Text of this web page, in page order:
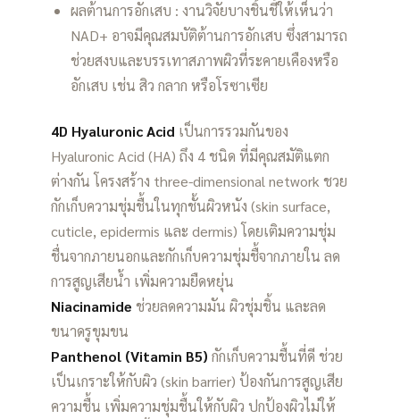
ผลต้านการอักเสบ : งานวิจัยบางชิ้นชี้ให้เห็นว่า
NAD+ อาจมีคุณสมบัติต้านการอักเสบ ซึ่งสามารถ
ช่วยสงบและบรรเทาสภาพผิวที่ระคายเคืองหรือ
อักเสบ เช่น สิว กลาก หรือโรซาเซีย
4D Hyaluronic Acid เป็นการรวมกันของ
Hyaluronic Acid (HA) ถึง 4 ชนิด ที่มีคุณสมัติแตก
ต่างกัน โครงสร้าง three-dimensional network ชวย
กักเก็บความชุ่มชื้นในทุกชั้นผิวหนัง (skin surface,
cuticle, epidermis และ dermis) โดยเติมความชุ่ม
ชื่นจากภายนอกและกักเก็บความชุ่มชื้จากภายใน ลด
การสูญเสียน้ำ เพิ่มความยืดหยุ่น
Niacinamide ช่วยลดความมัน ผิวชุ่มชิ้น และลด
ขนาดรูขุมขน
Panthenol (Vitamin B5) กักเก็บความชื้นที่ดี ช่วย
เป็นเกราะให้กับผิว (skin barrier) ป้องกันการสูญเสีย
ความชื้น เพิ่มความชุ่มชื้นให้กับผิว ปกป้องผิวไม่ให้